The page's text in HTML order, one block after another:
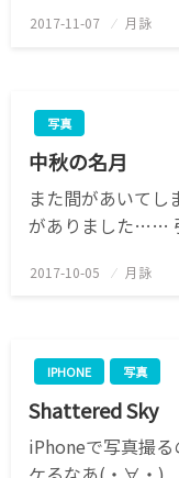
投
2017-11-07 月詠
写真
中秋の名月
また間があいて
がありました……
投
2017-10-05 月詠
IPHONE 写真
Shattered Sky
iPhoneで写真撮